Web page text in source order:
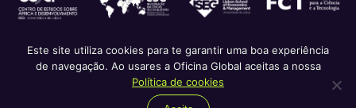
Política de privacidade e termos de serviço
Política de cookies
Este site utiliza cookies para te garantir uma boa experiência
de navegação. Ao usares a Oficina Global aceitas a nossa
Política de cookies